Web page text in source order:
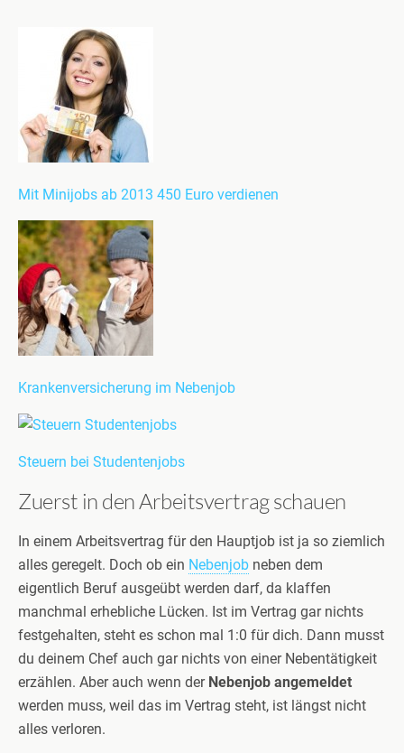
Mit Minijobs ab 2013 450 Euro verdienen
Krankenversicherung im Nebenjob
Steuern bei Studentenjobs
Zuerst in den Arbeitsvertrag schauen
In einem Arbeitsvertrag für den Hauptjob ist ja so ziemlich
alles geregelt. Doch ob ein Nebenjob neben dem
eigentlich Beruf ausgeübt werden darf, da klaffen
manchmal erhebliche Lücken. Ist im Vertrag gar nichts
festgehalten, steht es schon mal 1:0 für dich. Dann musst
du deinem Chef auch gar nichts von einer Nebentätigkeit
erzählen. Aber auch wenn der Nebenjob angemeldet
werden muss, weil das im Vertrag steht, ist längst nicht
alles verloren.